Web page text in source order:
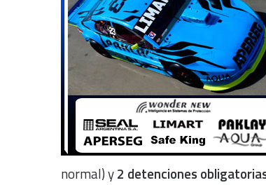
normal) y2 detenciones